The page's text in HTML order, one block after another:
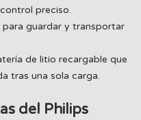
preciso.
guardar y transportar
de litio recargable que
tras una sola carga.
del Philips